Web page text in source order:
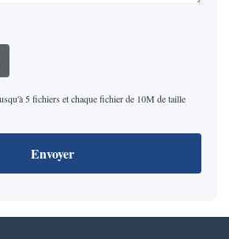
5 fichiers et chaque fichier de 10M de taille
Envoyer